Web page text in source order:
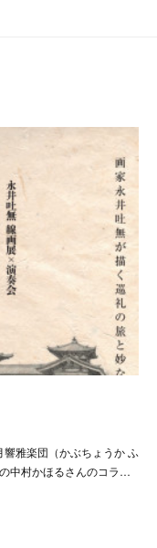
雅楽団（かぶちょうか ふ
中村かほるさんのコラ…